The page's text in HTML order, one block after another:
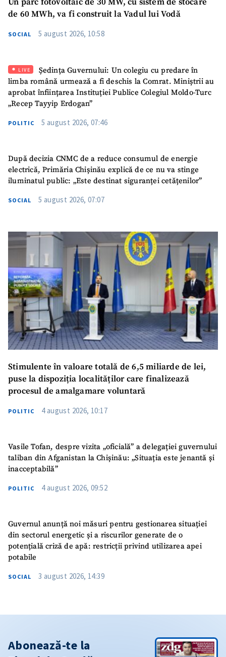
Un parc fotovoltaic de 30 MW, cu sistem de stocare
de 60 MWh, va fi construit la Vadul lui Vodă
SOCIAL 5 august 2026, 10:58
LIVE
Ședința Guvernului: Un colegiu cu predare în
limba română urmează a fi deschis la Comrat. Miniștrii au
aprobat înființarea Instituției Publice Colegiul Moldo-Turc
„Recep Tayyip Erdogan”
POLITIC 5 august 2026, 07:46
După decizia CNMC de a reduce consumul de energie
electrică, Primăria Chișinău explică de ce nu va stinge
iluminatul public: „Este destinat siguranței cetățenilor”
SOCIAL 5 august 2026, 07:07
Stimulente în valoare totală de 6,5 miliarde de lei,
puse la dispoziția localităților care finalizează
procesul de amalgamare voluntară
POLITIC 4 august 2026, 10:17
Vasile Tofan, despre vizita „oficială” a delegației guvernului
taliban din Afganistan la Chișinău: „Situația este jenantă și
inacceptabilă”
POLITIC 4 august 2026, 09:52
Guvernul anunță noi măsuri pentru gestionarea situației
din sectorul energetic și a riscurilor generate de o
potențială criză de apă: restricții privind utilizarea apei
potabile
SOCIAL 3 august 2026, 14:39
Abonează-te la